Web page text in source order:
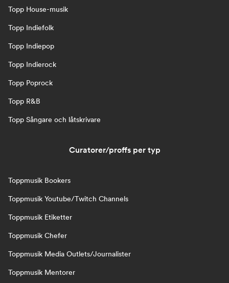
Topp House-musik
Topp Indiefolk
Topp Indiepop
Topp Indierock
Topp Poprock
Topp R&B
Topp Sångare och låtskrivare
Curatorer/proffs per typ
Toppmusik Bookers
Toppmusik Youtube/Twitch Channels
Toppmusik Etiketter
Toppmusik Chefer
Toppmusik Media Outlets/Journalister
Toppmusik Mentorer